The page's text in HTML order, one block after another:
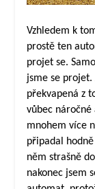
Vzhledem k
prostě ten
projet se.
jsme se
překvapená z
vůbec náročné
mnohem více
připadal
něm strašně
nakonec jsem